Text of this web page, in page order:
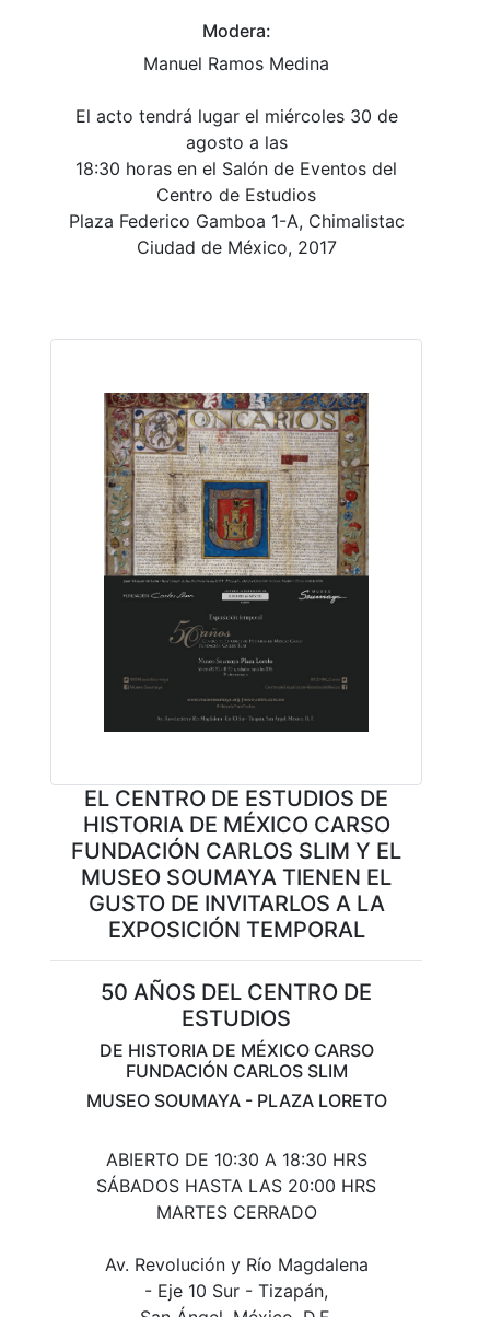
Modera:
Manuel Ramos Medina
El acto tendrá lugar el miércoles 30 de
agosto a las
18:30 horas en el Salón de Eventos del
Centro de Estudios
Plaza Federico Gamboa 1-A, Chimalistac
Ciudad de México, 2017
EL CENTRO DE ESTUD​IOS DE
HISTORIA DE ​MÉXICO CARSO
FUNDACIÓN CARLOS SLIM Y EL
MUSEO SOUMAYA ​TIENEN EL
GUSTO DE INVITARLOS A LA
EXPOSICIÓN TEMPORAL
50 AÑOS DEL CENTRO DE
ESTUDIOS
DE HISTORIA DE MÉXICO CARSO
FUNDACIÓN CARLOS SLIM
MUSEO SOUMAYA - PLAZA LORETO
ABIERTO DE 10:30 A 18:30 HRS
SÁBADOS HASTA LAS 20:00 HRS
MARTES CERRADO
Av. Revolución y Río Magdalena
- Eje 10 Sur - Tizapán,